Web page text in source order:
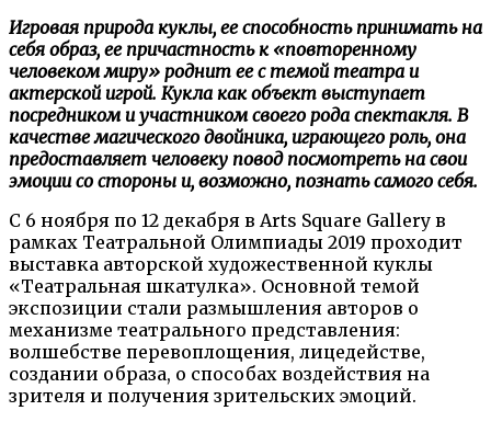
Игровая природа куклы, ее способность принимать на
себя образ, ее причастность к «повторенному
человеком миру» роднит ее с темой театра и
актерской игрой. Кукла как объект выступает
посредником и участником своего рода спектакля. В
качестве магического двойника, играющего роль, она
предоставляет человеку повод посмотреть на свои
эмоции со стороны и, возможно, познать самого себя.
С 6 ноября по 12 декабря в Arts Square Gallery в
рамках Театральной Олимпиады 2019 проходит
выставка авторской художественной куклы
«Театральная шкатулка». Основной темой
экспозиции стали размышления авторов о
механизме театрального представления:
волшебстве перевоплощения, лицедействе,
создании образа, о способах воздействия на
зрителя и получения зрительских эмоций.